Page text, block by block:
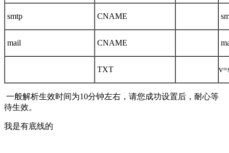
smtp CNAME
mail CNAME
TXT
一般解析生效时间为10分钟左右，请您成功设置后，耐心等
待生效。
我是有底线的